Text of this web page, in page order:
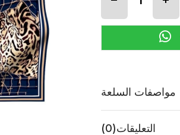
مواصفات السلعة
التعليقات(0)